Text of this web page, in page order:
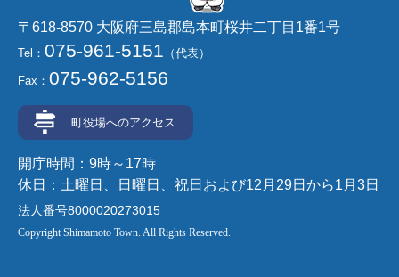
〒618-8570 大阪府三島郡島本町桜井二丁目1番1号
Tel： 075-961-5151 （代表）
Fax： 075-962-5156
町役場へのアクセス
開庁時間：9時～17時
休日：土曜日、日曜日、祝日および12月29日から1月3日
法人番号8000020273015
Copyright Shimamoto Town. All Rights Reserved.